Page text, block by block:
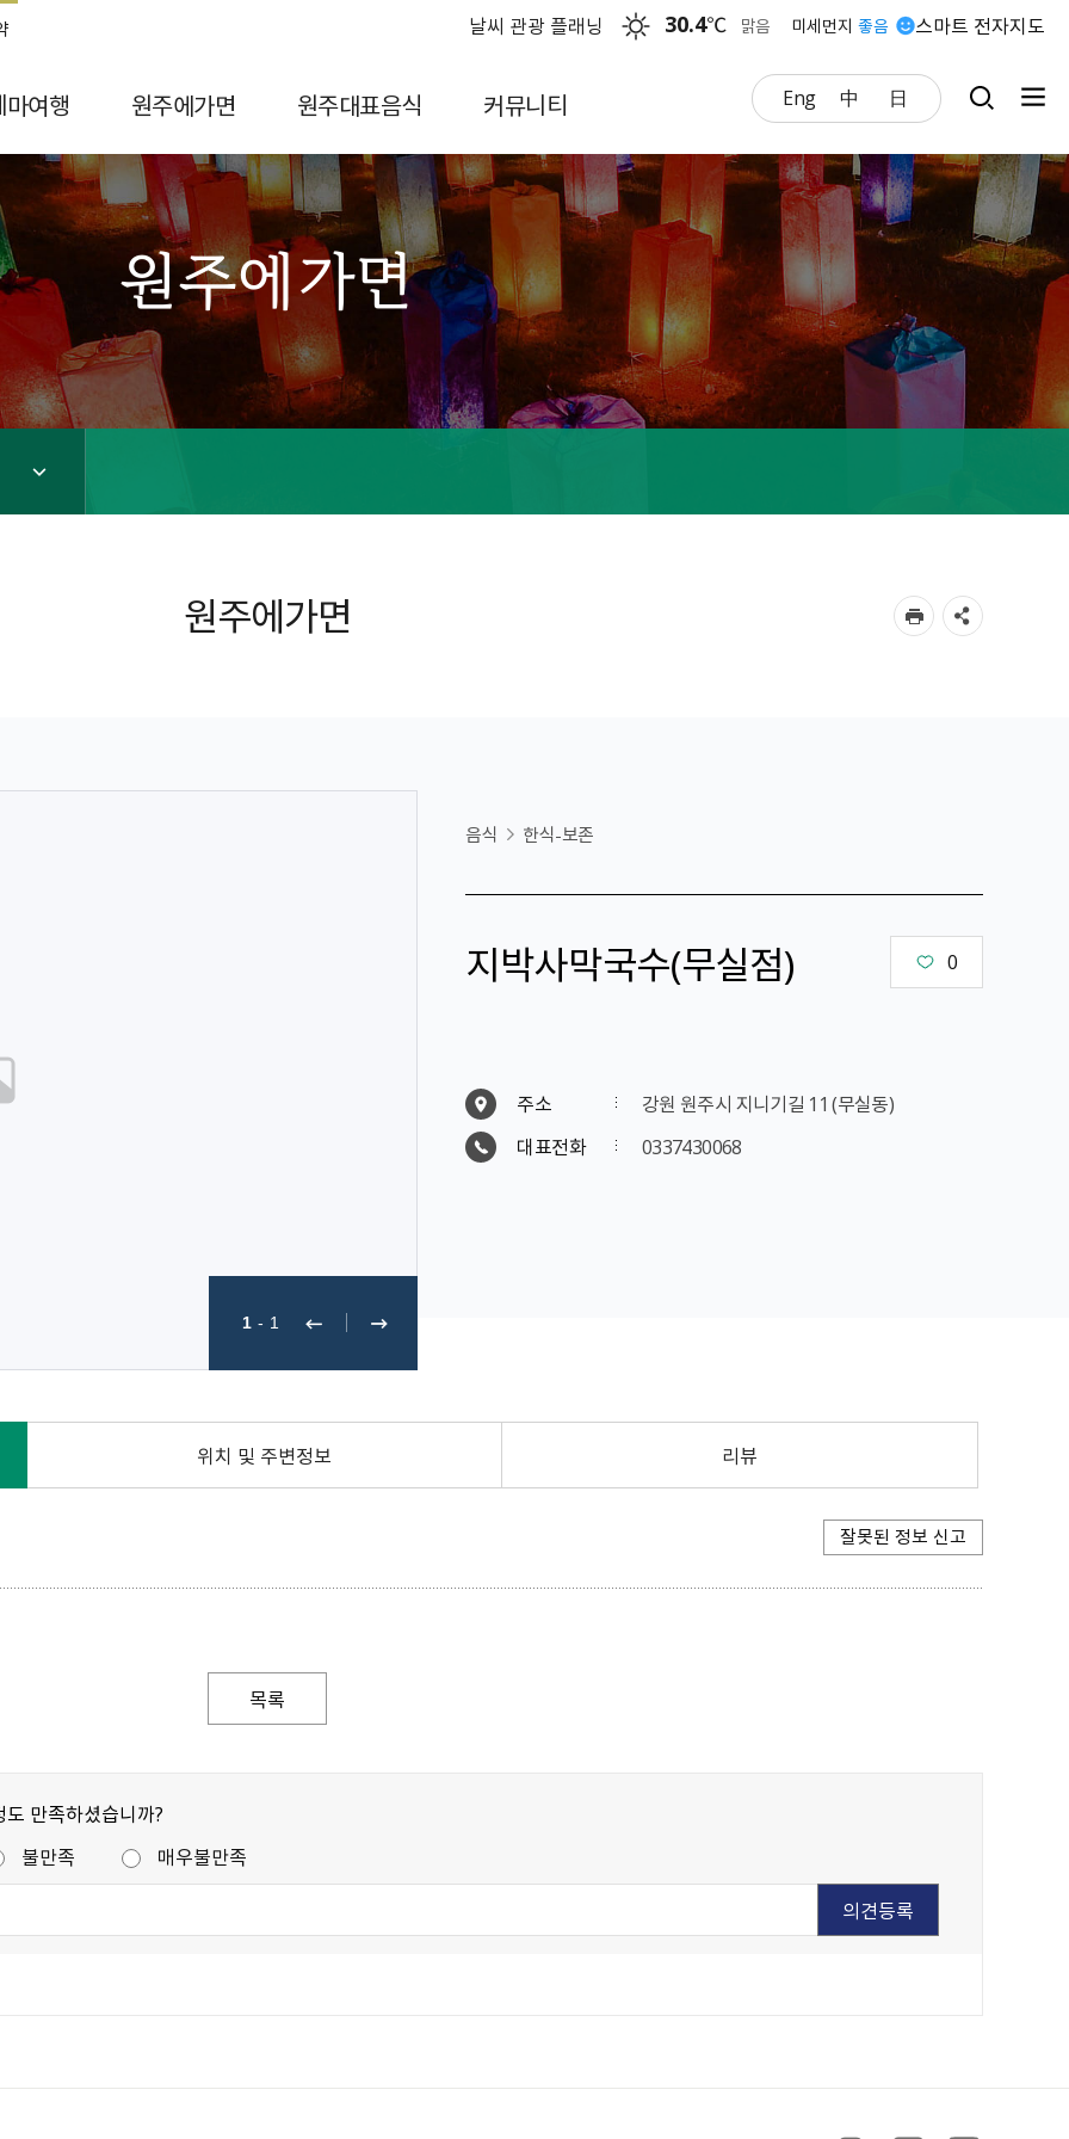
스마트 전자지도
날씨 관광 플래닝 30.4℃ 맑음 미세먼지 좋음
Eng 中 日
마여행 원주에가면 원주대표음식 커뮤니티
원주에가면
원주에가면
1 - 1
음식 한식-보존
지박사막국수（무실점） 0
주소
강원 원주시 지니기길 11 (무실동)
대표전화
0337430068
위치 및 주변정보 리뷰
잘못된 정보 신고
목록
만족하셨습니까?
불만족 매우불만족